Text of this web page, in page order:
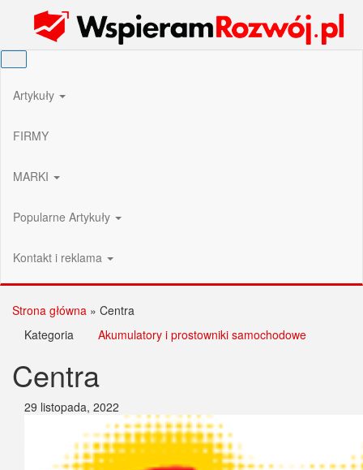
Wspieram Rozwój PL
Artykuły
FIRMY
MARKI
Popularne Artykuły
Kontakt i reklama
Strona główna » Centra
Kategoria
Akumulatory i prostowniki samochodowe
Centra
29 listopada, 2022